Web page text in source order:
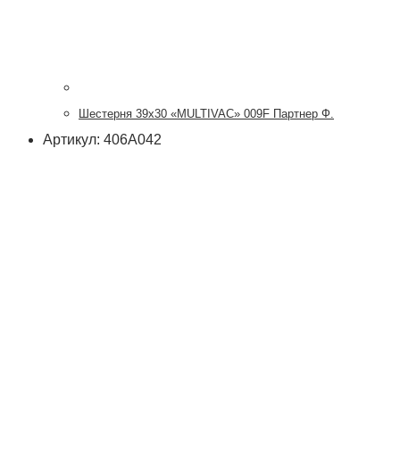
Шестерня 39х30 «MULTIVAC» 009F Партнер Ф.
Артикул: 406А042